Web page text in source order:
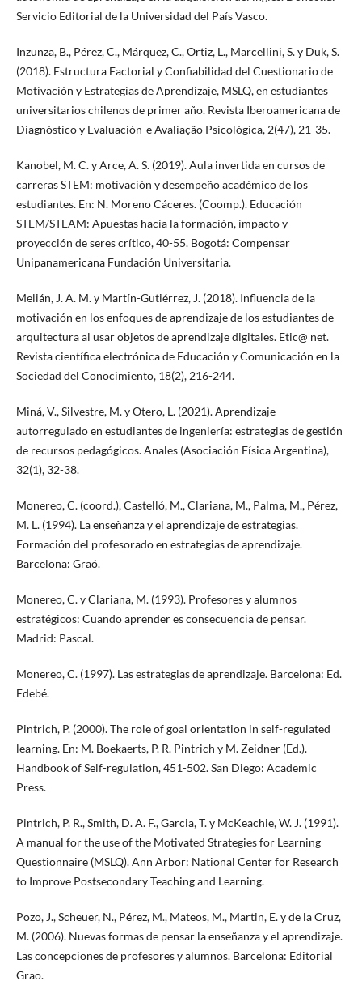
Servicio Editorial de la Universidad del País Vasco.
Inzunza, B., Pérez, C., Márquez, C., Ortiz, L., Marcellini, S. y Duk, S.
(2018). Estructura Factorial y Confiabilidad del Cuestionario de
Motivación y Estrategias de Aprendizaje, MSLQ, en estudiantes
universitarios chilenos de primer año. Revista Iberoamericana de
Diagnóstico y Evaluación-e Avaliação Psicológica, 2(47), 21-35.
Kanobel, M. C. y Arce, A. S. (2019). Aula invertida en cursos de
carreras STEM: motivación y desempeño académico de los
estudiantes. En: N. Moreno Cáceres. (Coomp.). Educación
STEM/STEAM: Apuestas hacia la formación, impacto y
proyección de seres crítico, 40-55. Bogotá: Compensar
Unipanamericana Fundación Universitaria.
Melián, J. A. M. y Martín-Gutiérrez, J. (2018). Influencia de la
motivación en los enfoques de aprendizaje de los estudiantes de
arquitectura al usar objetos de aprendizaje digitales. Etic@ net.
Revista científica electrónica de Educación y Comunicación en la
Sociedad del Conocimiento, 18(2), 216-244.
Miná, V., Silvestre, M. y Otero, L. (2021). Aprendizaje
autorregulado en estudiantes de ingeniería: estrategias de gestión
de recursos pedagógicos. Anales (Asociación Física Argentina),
32(1), 32-38.
Monereo, C. (coord.), Castelló, M., Clariana, M., Palma, M., Pérez,
M. L. (1994). La enseñanza y el aprendizaje de estrategias.
Formación del profesorado en estrategias de aprendizaje.
Barcelona: Graó.
Monereo, C. y Clariana, M. (1993). Profesores y alumnos
estratégicos: Cuando aprender es consecuencia de pensar.
Madrid: Pascal.
Monereo, C. (1997). Las estrategias de aprendizaje. Barcelona: Ed.
Edebé.
Pintrich, P. (2000). The role of goal orientation in self-regulated
learning. En: M. Boekaerts, P. R. Pintrich y M. Zeidner (Ed.).
Handbook of Self-regulation, 451-502. San Diego: Academic
Press.
Pintrich, P. R., Smith, D. A. F., Garcia, T. y McKeachie, W. J. (1991).
A manual for the use of the Motivated Strategies for Learning
Questionnaire (MSLQ). Ann Arbor: National Center for Research
to Improve Postsecondary Teaching and Learning.
Pozo, J., Scheuer, N., Pérez, M., Mateos, M., Martin, E. y de la Cruz,
M. (2006). Nuevas formas de pensar la enseñanza y el aprendizaje.
Las concepciones de profesores y alumnos. Barcelona: Editorial
Grao.